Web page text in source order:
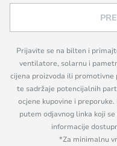
Prijavite se na bilten i
ventilatore, solarnu i
cijena proizvoda ili
te sadržaje potencijalnih
ocjene kupovine i
putem odjavnog linka koji
informacije
*Za minimalnu